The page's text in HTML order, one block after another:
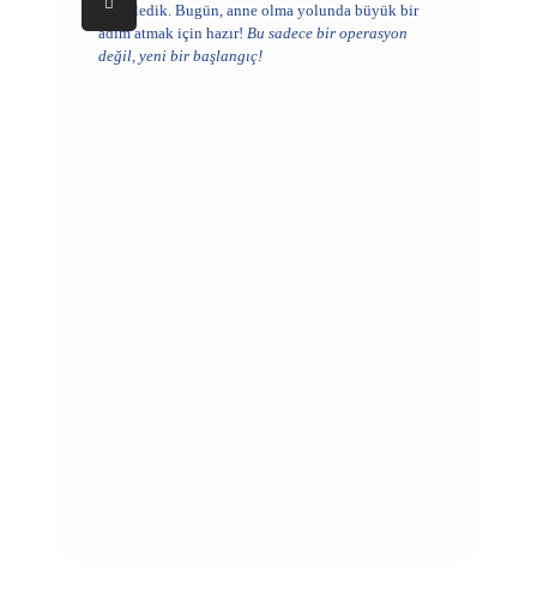
temizledik. Bugün, anne olma yolunda büyük bir
adım atmak için hazır! Bu sadece bir operasyon
değil, yeni bir başlangıç!